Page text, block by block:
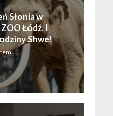
Słonia w
Łódź. I
Shwe!